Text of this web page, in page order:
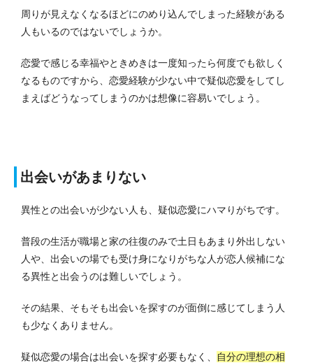
周りが見えなくなるほどにのめり込んでしまった経験がある
人もいるのではないでしょうか。
恋愛で感じる幸福やときめきは一度知ったら何度でも欲しく
なるものですから、恋愛経験が少ない中で疑似恋愛をしてし
まえばどうなってしまうのかは想像に容易いでしょう。
出会いがあまりない
異性との出会いが少ない人も、疑似恋愛にハマりがちです。
普段の生活が職場と家の往復のみで土日もあまり外出しない
人や、出会いの場でも受け身になりがちな人が恋人候補にな
る異性と出会うのは難しいでしょう。
その結果、そもそも出会いを探すのが面倒に感じてしまう人
も少なくありません。
疑似恋愛の場合は出会いを探す必要もなく、 自分の理想の相